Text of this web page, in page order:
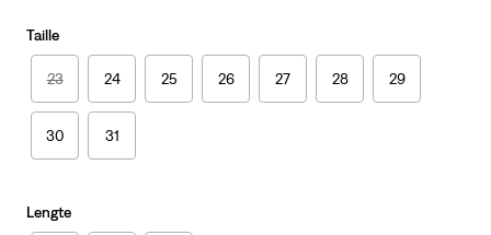
Taille
23 24 25 26 27 28 29
30 31
Lengte